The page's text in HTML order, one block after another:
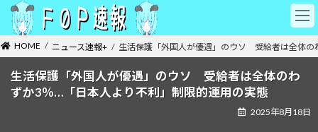
テ
ン
ゲ
ー HOME ニュース速報+ 生活保護「外国人が優遇」のウソ 受給者は全体
生活保護「外国人が優遇」のウソ 受給者は全体のわ
ずか3％…「日本人より不利」制限的運用の実態
2025年8月18日